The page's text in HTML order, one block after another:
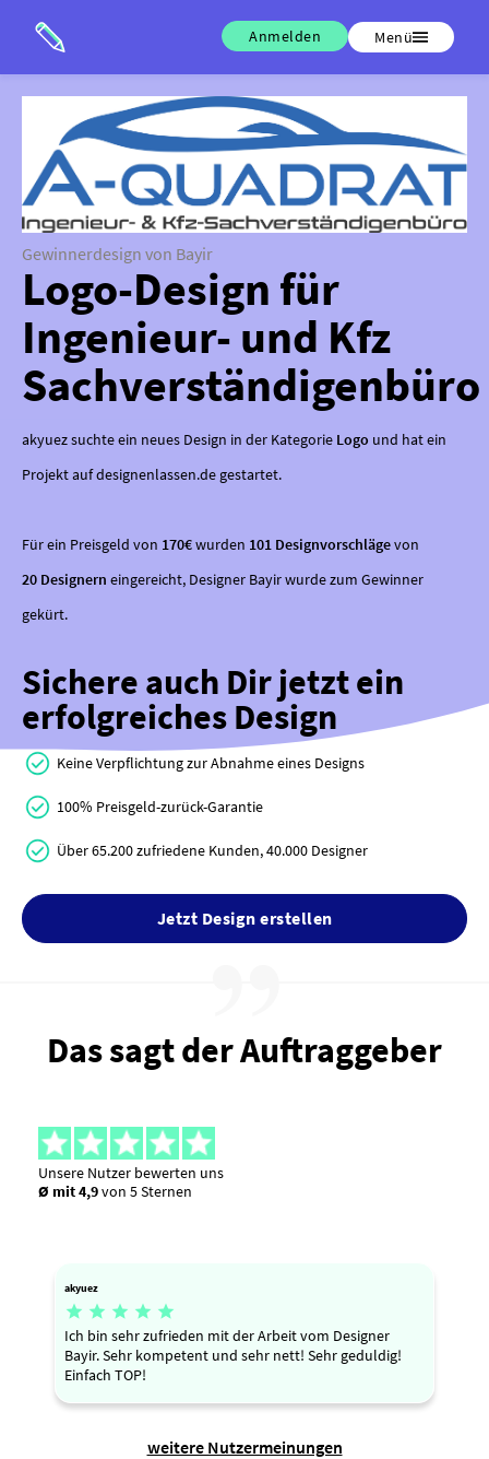
Anmelden Menü
Gewinnerdesign von Bayir
Logo-Design für
Ingenieur- und Kfz
Sachverständigenbüro
akyuez suchte ein neues Design in der Kategorie Logo und hat ein
Projekt auf designenlassen.de gestartet.
Für ein Preisgeld von 170€wurden 101 Designvorschlägevon
20 Designern eingereicht, Designer Bayir wurde zum Gewinner
gekürt.
Sichere auch Dir jetzt ein
erfolgreiches Design
Keine Verpflichtung zur Abnahme eines Designs
100% Preisgeld-zurück-Garantie
Über 65.200 zufriedene Kunden, 40.000 Designer
Jetzt Design erstellen
Das sagt der Auftraggeber
Unsere Nutzer bewerten uns
Ø mit 4,9von 5 Sternen
akyuez
    
Ich bin sehr zufrieden mit der Arbeit vom Designer
Bayir. Sehr kompetent und sehr nett! Sehr geduldig!
Einfach TOP!
weitere Nutzermeinungen